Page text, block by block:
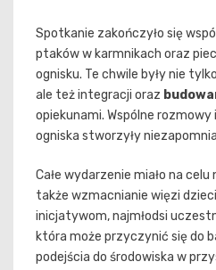
Spotkanie zakończyło się
ptaków w karmnikach oraz
ognisku. Te chwile były nie
ale też integracji oraz
opiekunami. Wspólne
ogniska stworzyły
Całe wydarzenie miało na
także wzmacnianie więzi
inicjatywom, najmłodsi
która może przyczynić się do
podejścia do środowiska w